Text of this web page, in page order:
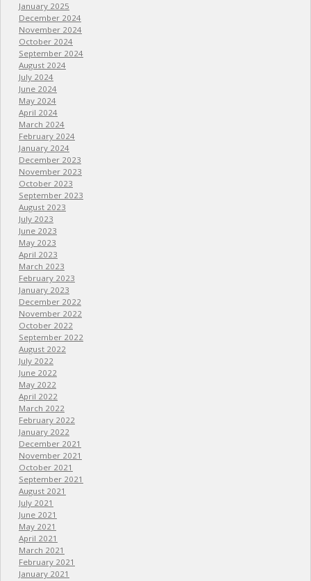
January 2025
December 2024
November 2024
October 2024
September 2024
August 2024
July 2024
June 2024
May 2024
April 2024
March 2024
February 2024
January 2024
December 2023
November 2023
October 2023
September 2023
August 2023
July 2023
June 2023
May 2023
April 2023
March 2023
February 2023
January 2023
December 2022
November 2022
October 2022
September 2022
August 2022
July 2022
June 2022
May 2022
April 2022
March 2022
February 2022
January 2022
December 2021
November 2021
October 2021
September 2021
August 2021
July 2021
June 2021
May 2021
April 2021
March 2021
February 2021
January 2021